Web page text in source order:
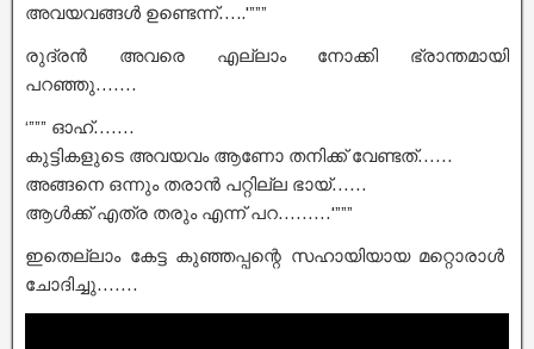
അവയവങ്ങൾ ഉണ്ടെന്ന്…..'”””
രുദ്രൻ അവരെ എല്ലാം നോക്കി ഭ്രാന്തമായി
പറഞ്ഞു…….
‘””” ഓഹ്…….
കുട്ടികളുടെ അവയവം ആണോ തനിക്ക് വേണ്ടത്……
അങ്ങനെ ഒന്നും തരാൻ പറ്റില്ല ഭായ്……
ആൾക്ക് എത്ര തരും എന്ന് പറ………'”””
ഇതെല്ലാം കേട്ട കുഞ്ഞപ്പന്റെ സഹായിയായ മറ്റൊരാൾ
ചോദിച്ചു…….